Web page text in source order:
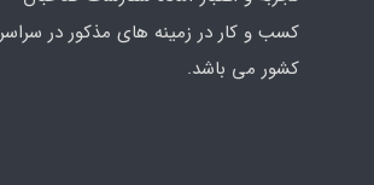
کسب و کار در زمینه های مذکور در سراسر
کشور می باشد.